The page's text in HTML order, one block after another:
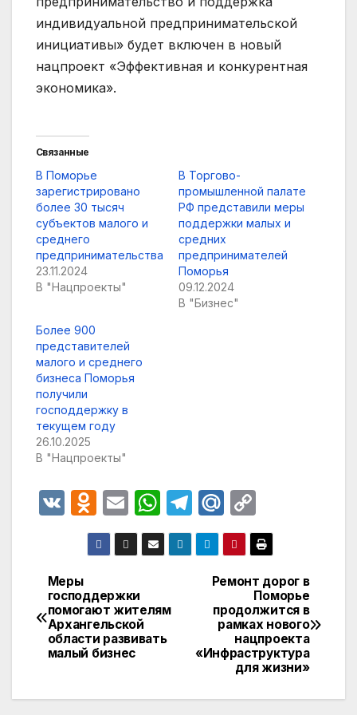
индивидуальной предпринимательской
инициативы» будет включен в новый
нацпроект «Эффективная и конкурентная
экономика».
Связанные
В Поморье
зарегистрировано
более 30 тысяч
субъектов малого и
среднего
предпринимательства
23.11.2024
В "Нацпроекты"
В Торгово-
промышленной палате
РФ представили меры
поддержки малых и
средних
предпринимателей
Поморья
09.12.2024
В "Бизнес"
Более 900
представителей
малого и среднего
бизнеса Поморья
получили
господдержку в
текущем году
26.10.2025
В "Нацпроекты"
V
O
d
n
kl
a
s
ni
E
m
ail
W
h
at
A
p
T
el
e
gr
M
ail
.R
u
o
p
y
Li
n
k
Навигация
по
записям
Ремонт дорог в
Поморье
продолжится в
рамках нового
нацпроекта
«Инфраструктура
для жизни»
Меры
господдержки
помогают жителям
Архангельской
области развивать
малый бизнес